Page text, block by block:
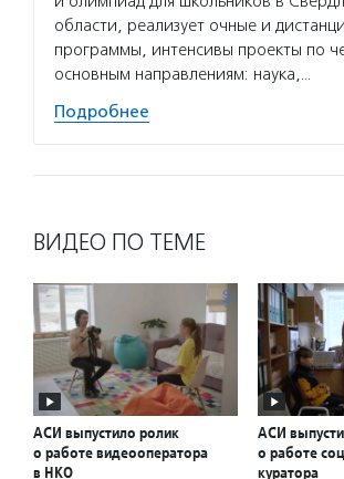
области, реализует очные и
программы, интенсивы проекты по
основным направлениям: наука,…
Подробнее
ВИДЕО ПО ТЕМЕ
АСИ выпустило ролик
о работе видеооператора
в НКО
АСИ
о работе
куратора